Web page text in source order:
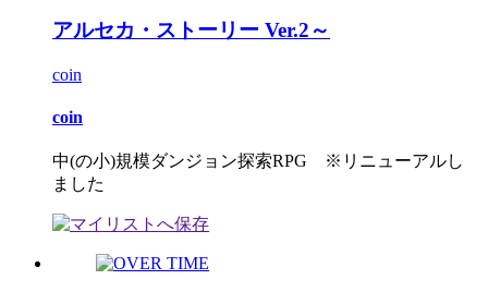
アルセカ・ストーリー Ver.2～
coin
coin
中(の小)規模ダンジョン探索RPG ※リニューアルし
ました